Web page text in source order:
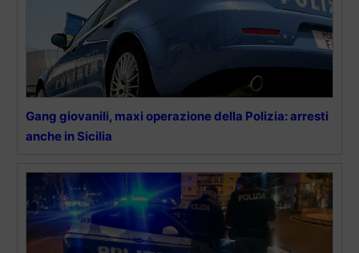
Gang giovanili, maxi operazione della Polizia: arresti
anche in Sicilia